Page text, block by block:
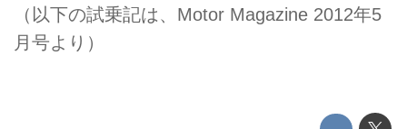
（以下の試乗記は、Motor Magazine 2012年5
月号より）